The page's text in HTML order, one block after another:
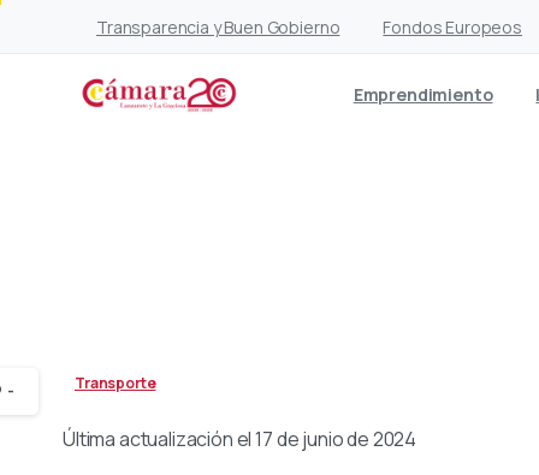
Transparencia y Buen Gobierno Fondos Europeos
Emprendimiento
Transporte
Última actualización el 17 de junio de 2024
-